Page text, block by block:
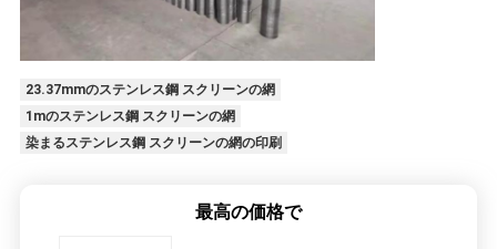
23.37mmのステンレス鋼 スクリーンの網
1mのステンレス鋼 スクリーンの網
染まるステンレス鋼 スクリーンの網の印刷
最高の価格で